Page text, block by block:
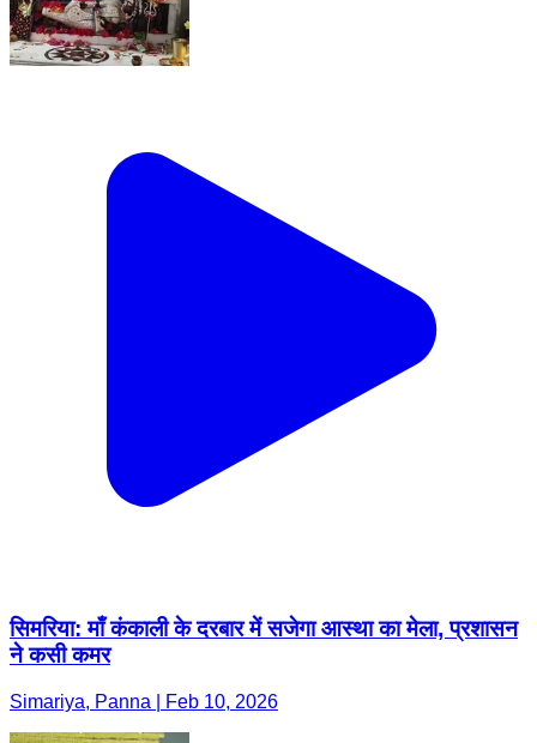
सिमरिया: माँ कंकाली के दरबार में सजेगा आस्था का मेला, प्रशासन
ने कसी कमर
Simariya, Panna | Feb 10, 2026